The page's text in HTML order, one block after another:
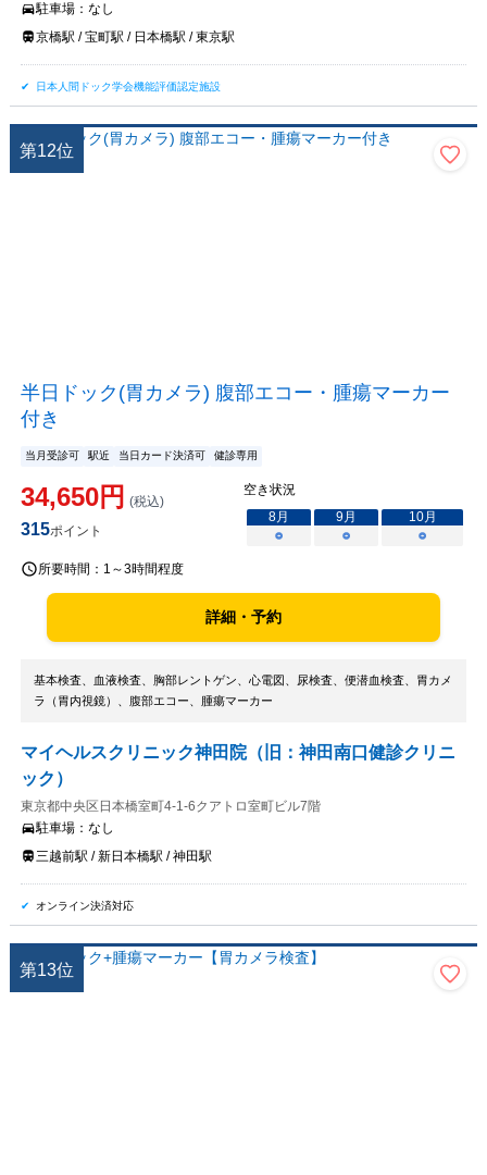
駐車場： なし
京橋駅 / 宝町駅 / 日本橋駅 / 東京駅
日本人間ドック学会機能評価認定施設
第12位
半日ドック(胃カメラ) 腹部エコー・腫瘍マーカー
付き
当月受診可 駅近 当日カード決済可 健診専用
34,650円 (税込)
315ポイント
空き状況
8月 9月 10月
○
○ ○
所要時間： 1～3時間程度
詳細・予約
基本検査、血液検査、胸部レントゲン、心電図、尿検査、便潜血検査、胃カメ
ラ（胃内視鏡）、腹部エコー、腫瘍マーカー
マイヘルスクリニック神田院（旧：神田南口健診クリニ
ック）
東京都中央区日本橋室町4-1-6クアトロ室町ビル7階
駐車場： なし
三越前駅 / 新日本橋駅 / 神田駅
オンライン決済対応
第13位